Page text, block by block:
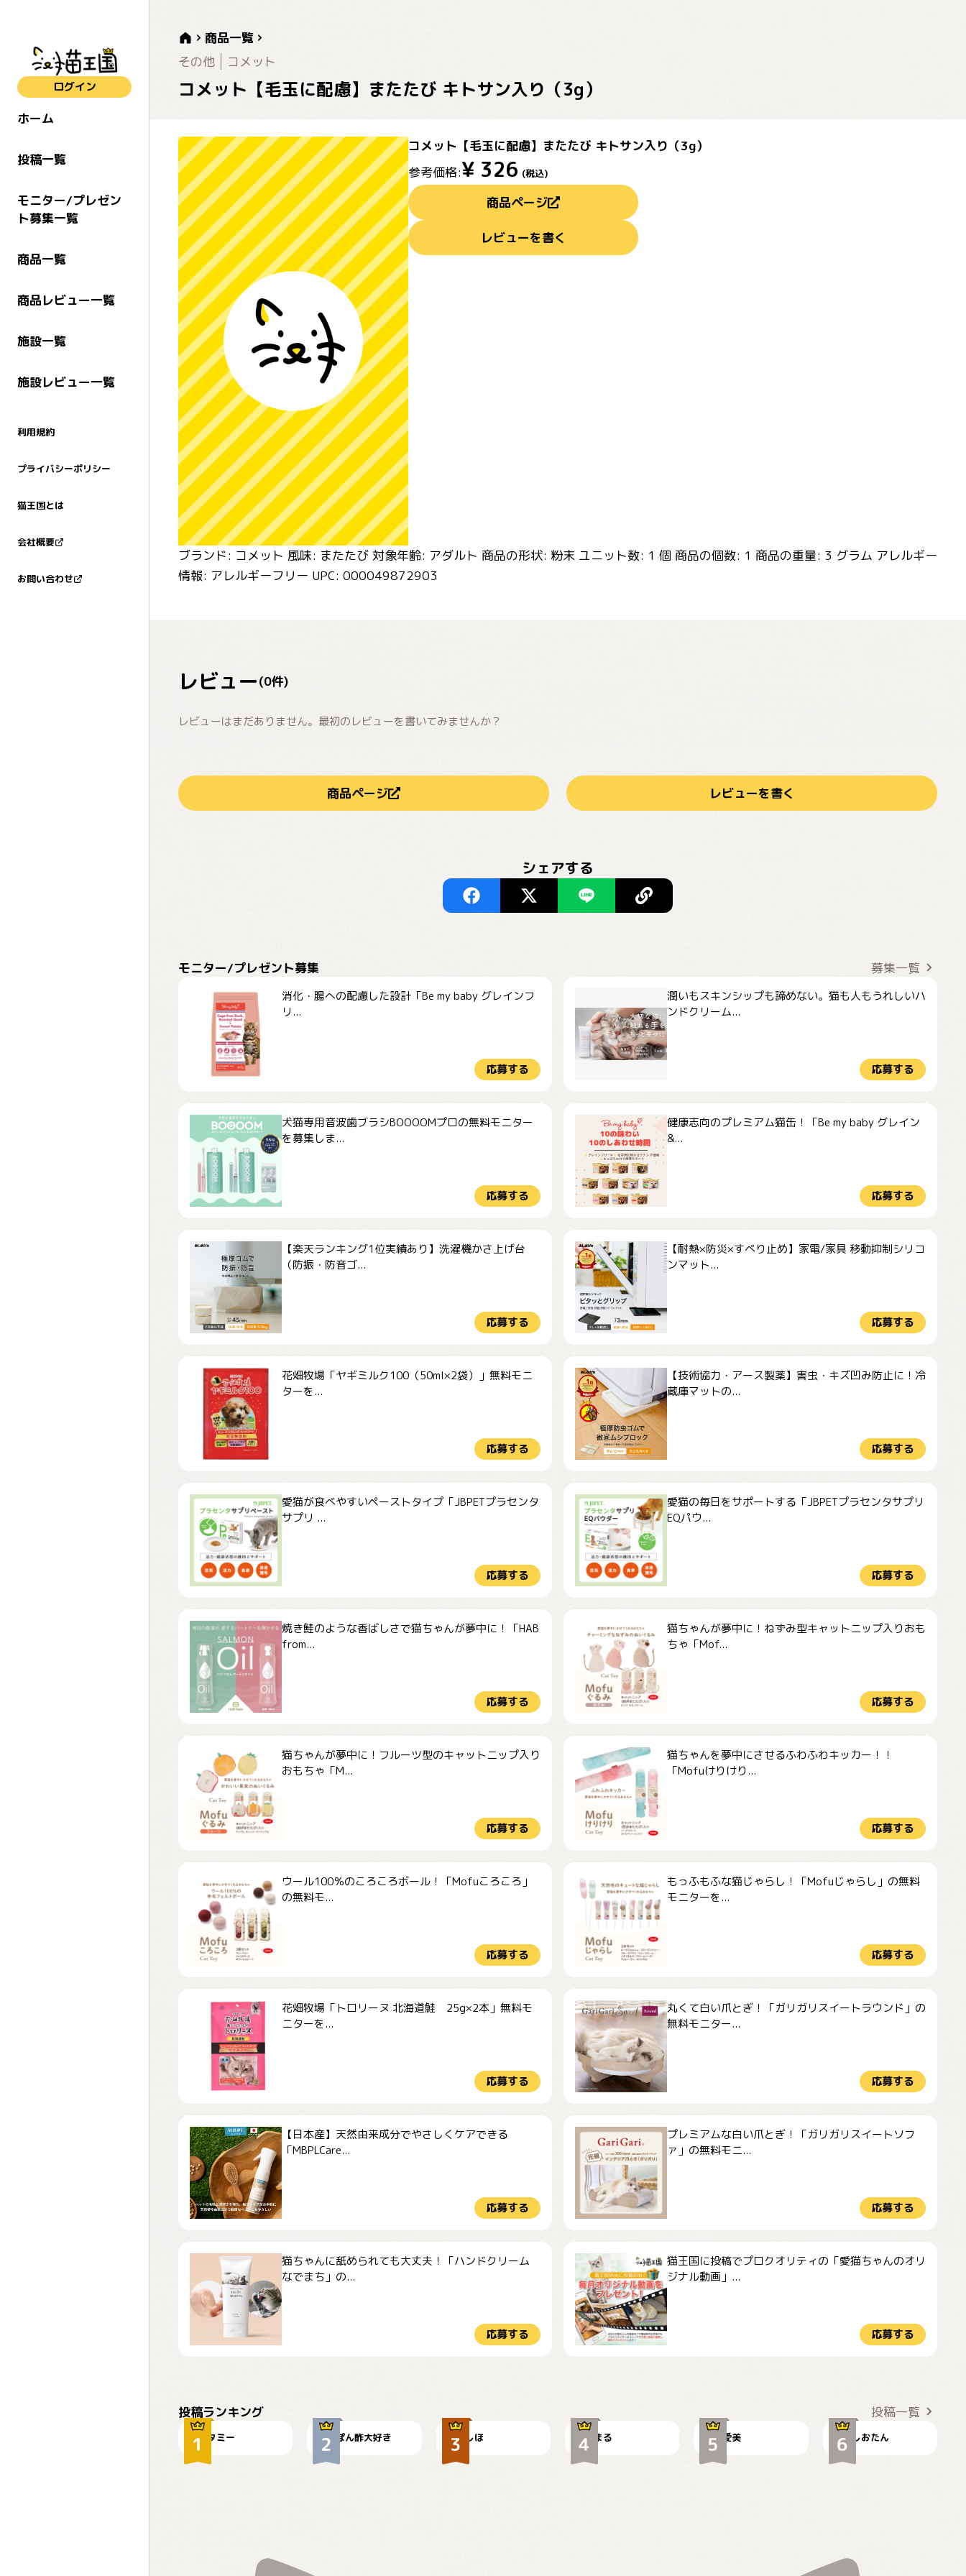
ログイン
ホーム
投稿一覧
モニター/プレゼン
ト募集一覧
商品一覧
商品レビュー一覧
施設一覧
施設レビュー一覧
利用規約
プライバシーポリシー
猫王国とは
会社概要
お問い合わせ
商品一覧
その他
コメット
コメット【毛玉に配慮】またたび キトサン入り（3g）
コメット【毛玉に配慮】またたび キトサン入り（3g）
参考価格:¥ 326 (税込)
商品ページ
レビューを書く
ブランド: コメット 風味: またたび 対象年齢: アダルト 商品の形状: 粉末 ユニット数: 1 個 商品の個数: 1 商品の重量: 3 グラム アレルギー
レビュー(0件)
レビューはまだありません。最初のレビューを書いてみませんか？
商品ページ レビューを書く
シェアする
モニター/プレゼント募集 募集一覧
消化・腸への配慮した設計「Be my baby グレインフ
リ...
応募する
潤いもスキンシップも諦めない。猫も人もうれしいハ
ンドクリーム...
応募する
犬猫専用音波歯ブラシBOOOOMプロの無料モニター
を募集しま...
応募する
健康志向のプレミアム猫缶！「Be my baby グレイン
&...
応募する
【楽天ランキング1位実績あり】洗濯機かさ上げ台
（防振・防音ゴ...
応募する
【耐熱×防災×すべり止め】家電/家具 移動抑制シリコ
ンマット...
応募する
花畑牧場「ヤギミルク100（50ml×2袋）」無料モニ
ターを...
応募する
【技術協力・アース製薬】害虫・キズ凹み防止に！冷
蔵庫マットの...
応募する
愛猫が食べやすいペーストタイプ「JBPETプラセンタ
サプリ ...
応募する
愛猫の毎日をサポートする「JBPETプラセンタサプリ
EQパウ...
応募する
焼き鮭のような香ばしさで猫ちゃんが夢中に！「HAB
from...
応募する
猫ちゃんが夢中に！ねずみ型キャットニップ入りおも
ちゃ「Mof...
応募する
猫ちゃんが夢中に！フルーツ型のキャットニップ入り
おもちゃ「M...
応募する
猫ちゃんを夢中にさせるふわふわキッカー！！
「Mofuけりけり...
応募する
ウール100％のころころボール！「Mofuころころ」
の無料モ...
応募する
もっふもふな猫じゃらし！「Mofuじゃらし」の無料
モニターを...
応募する
花畑牧場「トロリーヌ 北海道鮭 25g×2本」無料モ
ニターを...
応募する
丸くて白い爪とぎ！「ガリガリスイートラウンド」の
無料モニター...
応募する
【日本産】天然由来成分でやさしくケアできる
「MBPLCare...
応募する
プレミアムな白い爪とぎ！「ガリガリスイートソフ
ァ」の無料モニ...
応募する
猫ちゃんに舐められても大丈夫！「ハンドクリーム
なでまち」の...
応募する
猫王国に投稿でプロクオリティの「愛猫ちゃんのオリ
ジナル動画」...
応募する
投稿ランキング 投稿一覧
タミー ぽん酢大好き しほ まる 爱美 しおたん